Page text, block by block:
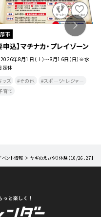
市
申込】マチナカ・プレイゾーン
2026年8月1日（土）～8月16日（日）※水
定休
ッズ
その他
スポーツ・レジャー
育て
ベント情報 ヤギのえさやり体験【10/26、27】